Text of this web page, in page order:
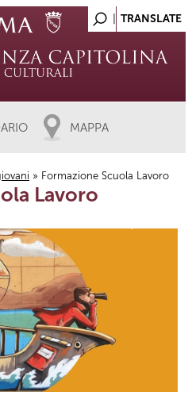
MAPPA
» Formazione Scuola Lavoro
Lavoro